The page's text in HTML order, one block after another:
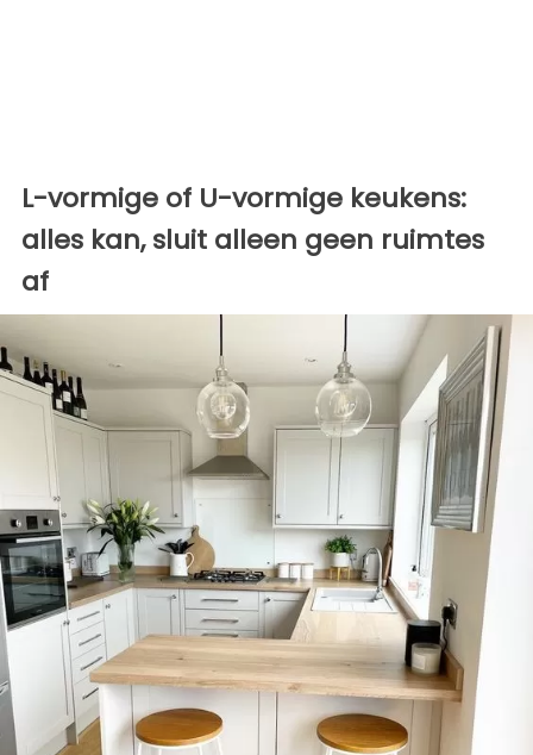
L-vormige of U-vormige keukens:
alles kan, sluit alleen geen ruimtes
af